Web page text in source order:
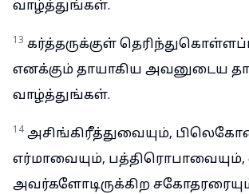
வாழ்த்துங்கள்.
13 கர்த்தருக்குள்
எனக்கும் தாயாகிய அவனுடைய
வாழ்த்துங்கள்.
14 அசிங்கிரீத்துவையும்,
எர்மாவையும், பத்திரொபாவையும்,
அவர்களோடிருக்கிற